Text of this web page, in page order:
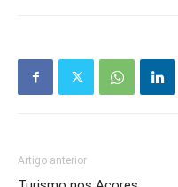
Artigo anterior